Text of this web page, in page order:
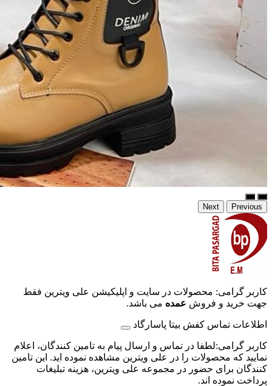
Previous
Next
کاربر گرامی: محصولات در سایت و اپلیکیشن علی ویترین فقط
جهت خرید و فروش عمده می باشد.
اطلاعات تماس کفش بیتا پاسارگاد
کاربر گرامی:لطفا در تماس و ارسال پیام به تامین کنندگان، اعلام
نمایید که محصولات را در علی ویترین مشاهده نموده اید. این تامین
کنندگان برای حضور در مجموعه علی ویترین، هزینه تبلیغات
پرداخت نموده اند.